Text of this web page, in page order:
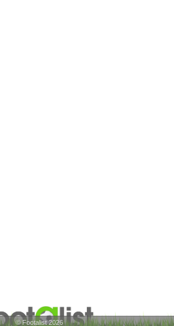
© Footalist 2026